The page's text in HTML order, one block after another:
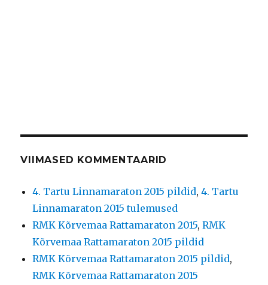
VIIMASED KOMMENTAARID
4. Tartu Linnamaraton 2015 pildid,4. Tartu
Linnamaraton 2015 tulemused
RMK Kõrvemaa Rattamaraton 2015,RMK
Kõrvemaa Rattamaraton 2015 pildid
RMK Kõrvemaa Rattamaraton 2015 pildid,
RMK Kõrvemaa Rattamaraton 2015